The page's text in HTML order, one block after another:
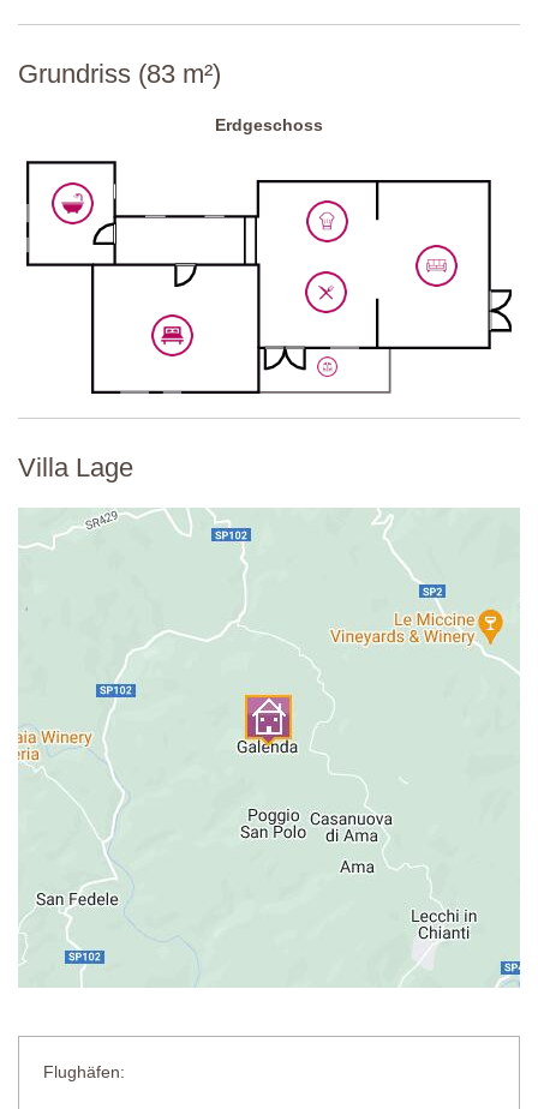
Zufahrtsstraße:Ungepflastert, ebenmäßig
Parken:privat, beim Anwesen
Grundriss (83 m²)
Erdgeschoss
Villa Lage
Flughäfen: